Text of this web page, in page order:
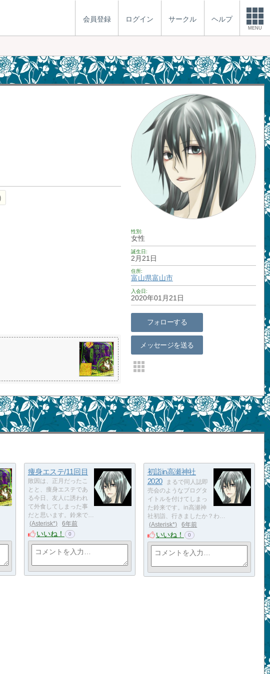
会員登録 ログイン サークル ヘルプ
MENU
性別
女性
誕生日
2月21日
住所
富山県富山市
入会日
2020年01月21日
フォローする
メッセージを送る
痩身エステ/11回目
敗因は、正月だったこ
とと、痩身エステであ
る今日、友人に誘われ
て外食してしまった事
だと思います。鈴来で…
Asterisk*
6年前
いいね！ 0
初詣in高瀬神社
2020
まるで同人誌即
売会のようなブログタ
イトルを付けてしまっ
た鈴来です。in高瀬神
社初詣、行きましたか？わ…
Asterisk*
6年前
いいね！ 0